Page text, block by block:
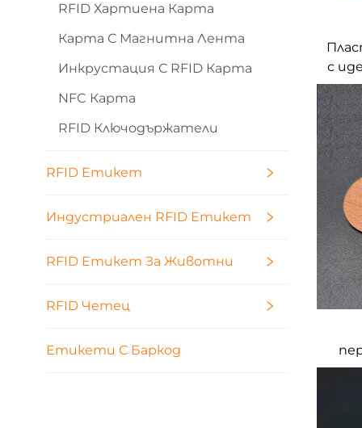
RFID Хартиена Карта
Карта С Магнитна Лента
Инкрустация С RFID Карта
NFC Карта
RFID Ключодържатели
RFID Етикет
Индустриален RFID Етикет
RFID Етикет За Животни
RFID Четец
Етикети С Баркод
с